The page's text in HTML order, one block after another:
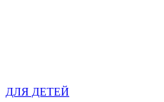
ДЛЯ ДЕТЕЙ